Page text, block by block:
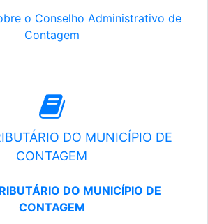
o Conselho Administrativo de
Contagem
DO MUNICÍPIO DE
CONTAGEM
DO MUNICÍPIO DE
CONTAGEM